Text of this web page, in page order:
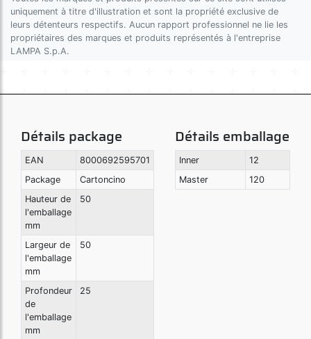
uniquement à titre d'illustration et sont la propriété exclusive de
leurs détenteurs respectifs. Aucun rapport professionnel ne lie les
propriétaires des marques et produits représentés à l'entreprise
LAMPA S.p.A.
Détails package
EAN
8000692595701
Package
Cartoncino
Hauteur de
l'emballage
mm
50
Largeur de
l'emballage
mm
50
Profondeur
de
l'emballage
mm
25
Détails emballage
Inner
12
Master
120